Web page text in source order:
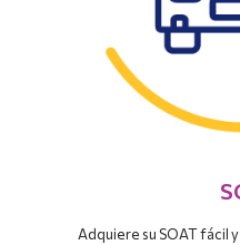
Adquiere su SOAT fácil